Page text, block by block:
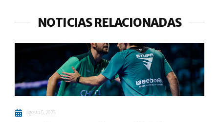
NOTICIAS RELACIONADAS
agosto 6, 2026